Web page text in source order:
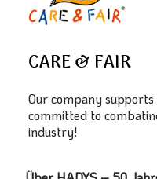
CARE & FAIR
Our company supports
committed to
industry!